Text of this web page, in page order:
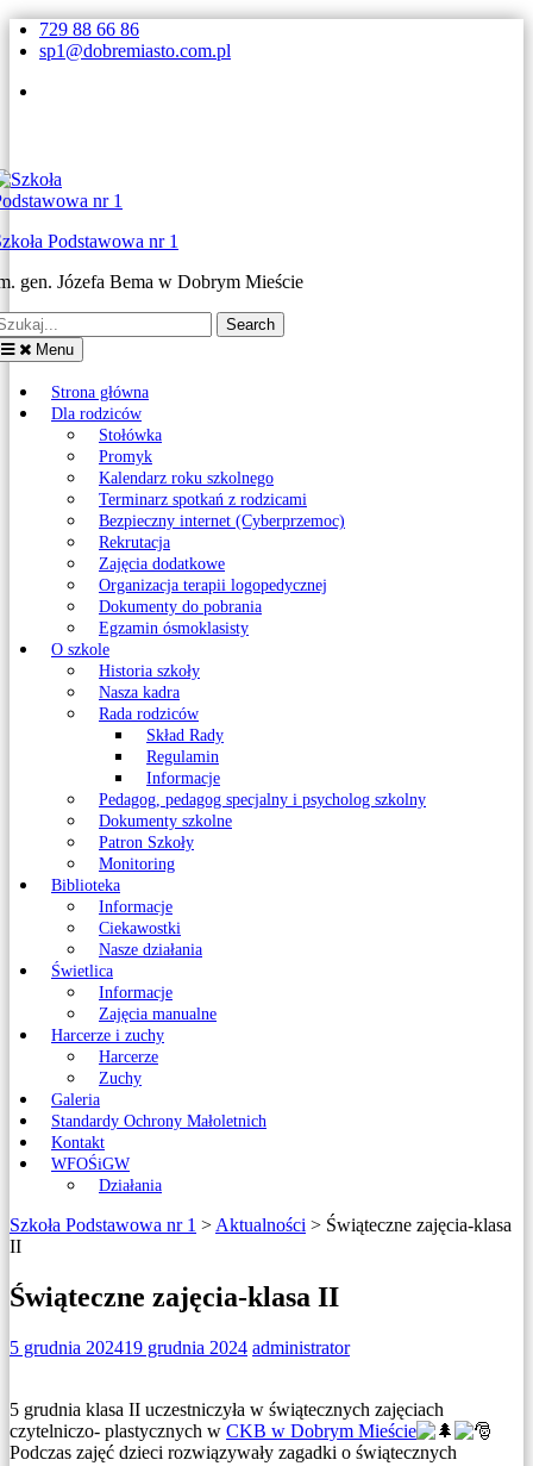
Skip
to
729 88 66 86
sp1@dobremiasto.com.pl
Podstawowa nr 1
gen. Józefa Bema w Dobrym Mieście
Menu
Strona główna
Dla rodziców
Stołówka
Promyk
Kalendarz roku szkolnego
Terminarz spotkań z rodzicami
Bezpieczny internet (Cyberprzemoc)
Rekrutacja
Zajęcia dodatkowe
Organizacja terapii logopedycznej
Dokumenty do pobrania
Egzamin ósmoklasisty
O szkole
Historia szkoły
Nasza kadra
Rada rodziców
Skład Rady
Regulamin
Informacje
Pedagog, pedagog specjalny i psycholog szkolny
Dokumenty szkolne
Patron Szkoły
Monitoring
Biblioteka
Informacje
Ciekawostki
Nasze działania
Świetlica
Informacje
Zajęcia manualne
Harcerze i zuchy
Harcerze
Zuchy
Galeria
Standardy Ochrony Małoletnich
Kontakt
WFOŚiGW
Działania
Szkoła Podstawowa nr 1 > Aktualności > Świąteczne zajęcia-klasa
II
Świąteczne zajęcia-klasa II
5 grudnia 202419 grudnia 2024 administrator
5 grudnia klasa II uczestniczyła w świątecznych zajęciach
czytelniczo- plastycznych w CKB w Dobrym Mieście
Podczas zajęć dzieci rozwiązywały zagadki o świątecznych